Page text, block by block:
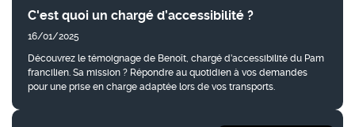
C'est quoi un chargé d’accessibilité ?
16/01/2025
Découvrez le témoignage de Benoît, chargé d’accessibilité du Pam
francilien. Sa mission ? Répondre au quotidien à vos demandes
pour une prise en charge adaptée lors de vos transports.